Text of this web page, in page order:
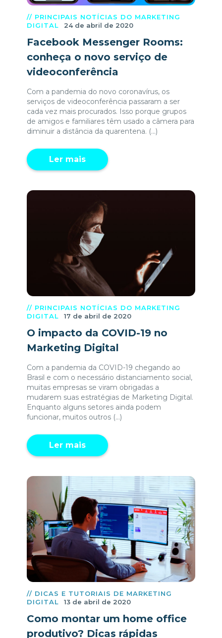
// PRINCIPAIS NOTÍCIAS DO MARKETING
DIGITAL
24 de abril de 2020
Facebook Messenger Rooms:
conheça o novo serviço de
videoconferência
Com a pandemia do novo coronavírus, os
serviços de videoconferência passaram a ser
cada vez mais procurados. Isso porque grupos
de amigos e familiares têm usado a câmera para
diminuir a distância da quarentena. (...)
Ler mais
// PRINCIPAIS NOTÍCIAS DO MARKETING
DIGITAL
17 de abril de 2020
O impacto da COVID-19 no
Marketing Digital
Com a pandemia da COVID-19 chegando ao
Brasil e com o necessário distanciamento social,
muitas empresas se viram obrigadas a
mudarem suas estratégias de Marketing Digital.
Enquanto alguns setores ainda podem
funcionar, muitos outros (...)
Ler mais
// DICAS E TUTORIAIS DE MARKETING
DIGITAL
13 de abril de 2020
Como montar um home office
produtivo? Dicas rápidas